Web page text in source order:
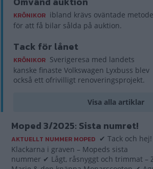
KRÖNIKOR ibland krävs oväntade
för att få bilar sålda på auktion.
Tack för lånet
KRÖNIKOR Sverigeresa med landets
kanske finaste Volkswagen Lyxbuss blev
också ett ofrivilligt renoveringsprojekt.
Visa alla artiklar
Moped 3/2025: Sista numret!
AKTUELLT NUMMER MOPED ✔ Tack och hej!
Klackarna i graven – Mopeds sista
nummer ✔ Lågt, råsnyggt och trimmat –